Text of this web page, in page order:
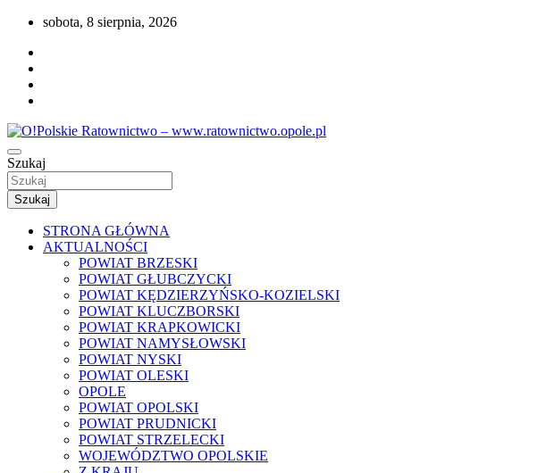
Przejdź
treści
sobota, 8 sierpnia, 2026
O!Polskie Ratownictwo – www.ratownictwo.opole.pl
Portal opolskiego i polskiego ratownictwa.
Szukaj
Szukaj
STRONA GŁÓWNA
AKTUALNOŚCI
POWIAT BRZESKI
POWIAT GŁUBCZYCKI
POWIAT KĘDZIERZYŃSKO-KOZIELSKI
POWIAT KLUCZBORSKI
POWIAT KRAPKOWICKI
POWIAT NAMYSŁOWSKI
POWIAT NYSKI
POWIAT OLESKI
OPOLE
POWIAT OPOLSKI
POWIAT PRUDNICKI
POWIAT STRZELECKI
WOJEWÓDZTWO OPOLSKIE